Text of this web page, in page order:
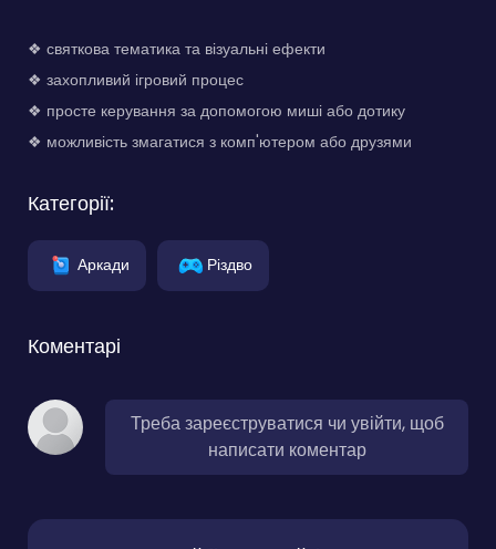
❖ святкова тематика та візуальні ефекти
❖ захопливий ігровий процес
❖ просте керування за допомогою миші або дотику
❖ можливість змагатися з комп'ютером або друзями
Категорії:
Аркади Різдво
Коментарі
Треба зареєструватися чи увійти, щоб
написати коментар